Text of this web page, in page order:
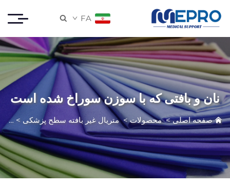
FA

نان و بافتی که با سوزن سوراخ شده است
صفحه اصلی>محصولات>متریال غیر بافته سطح پزشکی >